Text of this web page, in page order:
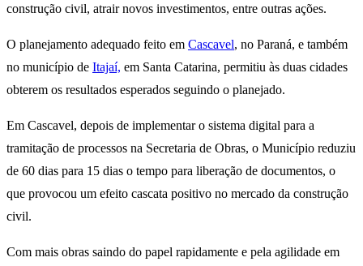
construção civil, atrair novos investimentos, entre outras ações.
O planejamento adequado feito em Cascavel, no Paraná, e também
no município de Itajaí, em Santa Catarina, permitiu às duas cidades
obterem os resultados esperados seguindo o planejado.
Em Cascavel, depois de implementar o sistema digital para a
tramitação de processos na Secretaria de Obras, o Município reduziu
de 60 dias para 15 dias o tempo para liberação de documentos, o
que provocou um efeito cascata positivo no mercado da construção
civil.
Com mais obras saindo do papel rapidamente e pela agilidade em